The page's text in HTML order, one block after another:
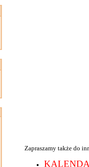
Zapraszamy także do